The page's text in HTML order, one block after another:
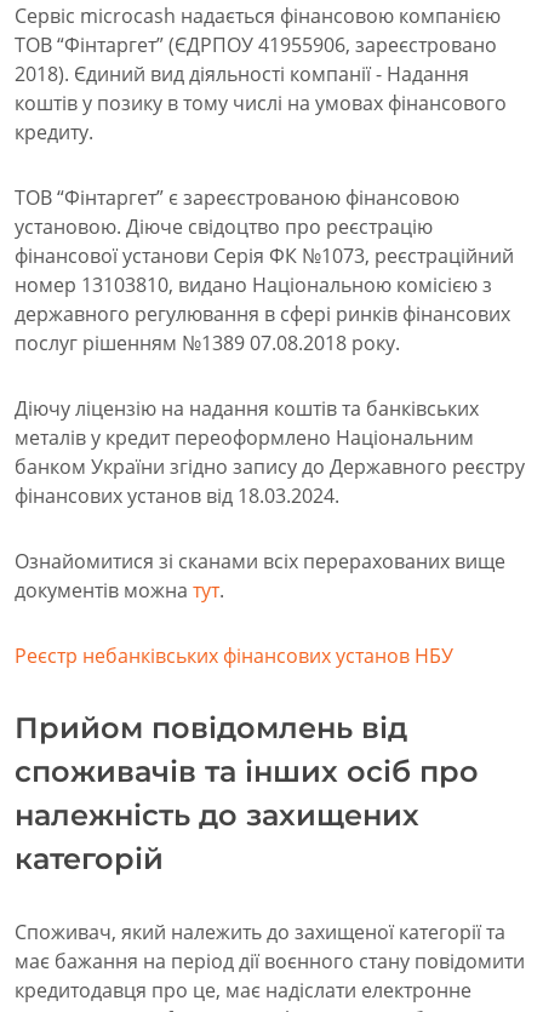
Сервіс microcash надається фінансовою компанією
ТОВ “Фінтаргет” (ЄДРПОУ 41955906, зареєстровано
2018). Єдиний вид діяльності компанії - Надання
коштів у позику в тому числі на умовах фінансового
кредиту.
ТОВ “Фінтаргет” є зареєстрованою фінансовою
установою. Діюче свідоцтво про реєстрацію
фінансової установи Серія ФК №1073, реєстраційний
номер 13103810, видано Національною комісією з
державного регулювання в сфері ринків фінансових
послуг рішенням №1389 07.08.2018 року.
Діючу ліцензію на надання коштів та банківських
металів у кредит переоформлено Національним
банком України згідно запису до Державного реєстру
фінансових установ від 18.03.2024.
Ознайомитися зі сканами всіх перерахованих вище
документів можна тут.
Реєстр небанківських фінансових установ НБУ
Прийом повідомлень від
споживачів та інших осіб про
належність до захищених
категорій
Споживач, який належить до захищеної категорії та
має бажання на період дії воєнного стану повідомити
кредитодавця про це, має надіслати електронне